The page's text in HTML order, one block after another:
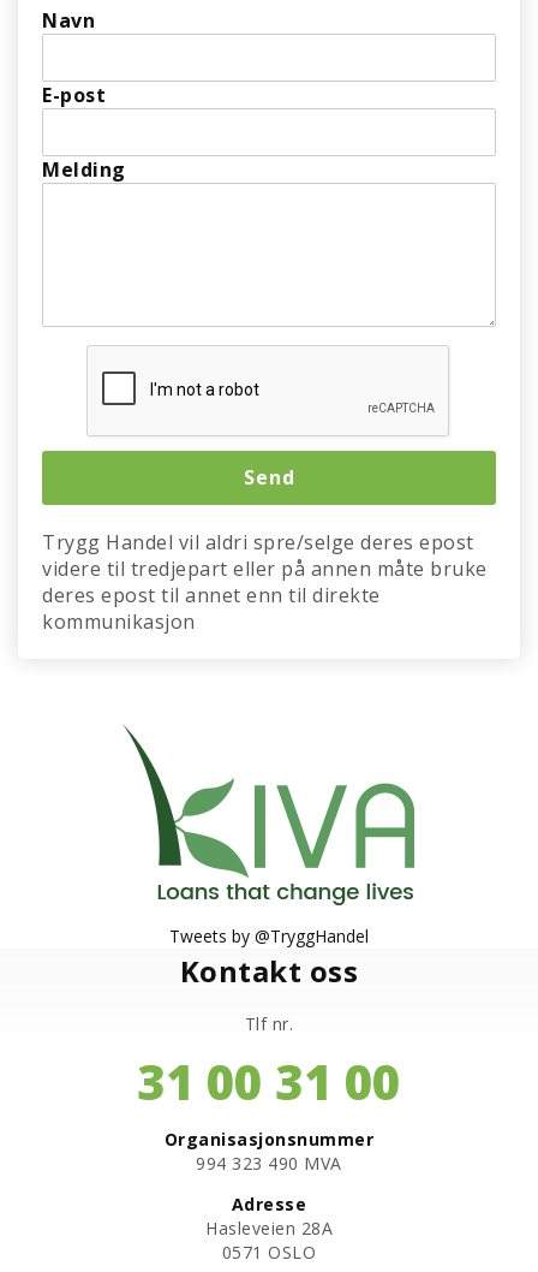
Navn
E-post
Melding
Trygg Handel vil aldri spre/selge deres epost
videre til tredjepart eller på annen måte bruke
deres epost til annet enn til direkte
kommunikasjon
Tweets by @TryggHandel
Kontakt oss
Tlf nr.
31 00 31 00
Organisasjonsnummer
​994 323 490 MVA
Adresse
Hasleveien 28A
0571 OSLO